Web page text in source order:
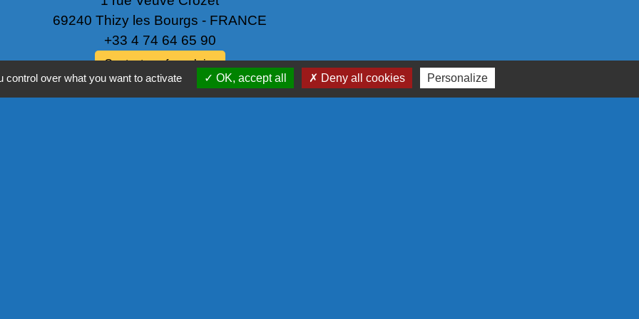
69240 Thizy les Bourgs - FRANCE
+33 4 74 64 65 90
Contact par formulaire
over what you want to activate OK, accept all Deny all cookies Personalize